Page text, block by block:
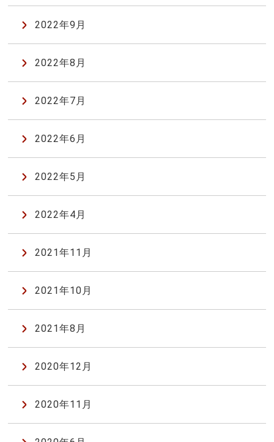
2022年9月
2022年8月
2022年7月
2022年6月
2022年5月
2022年4月
2021年11月
2021年10月
2021年8月
2020年12月
2020年11月